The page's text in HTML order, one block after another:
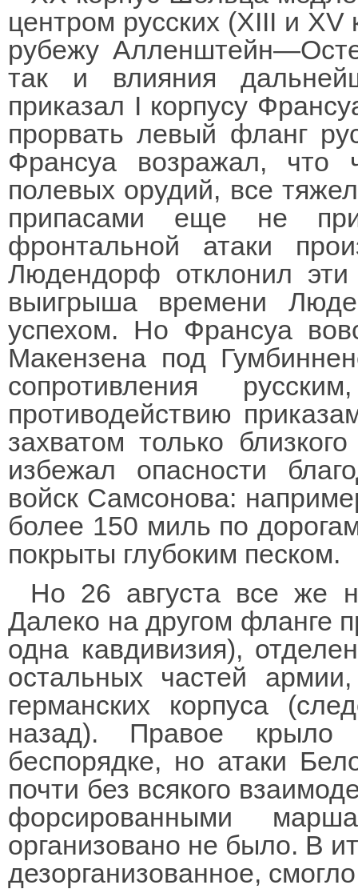
центром русских (XIII и XV
рубежу
так и влияния
приказал I корпусу
прорвать левый фланг
Франсуа возражал, что
полевых орудий, все
припасами еще не
фронтальной атаки
Людендорф отклонил
выигрыша времени
успехом. Но Франсуа
Макензена под
сопротивления
противодействию
захватом только
избежал опасности
войск Самсонова:
более 150 миль по
покрыты глубоким песком.
Но 26 августа все же
Далеко на другом фланге
одна кавдивизия),
остальных частей
германских корпуса
назад). Правое
беспорядке, но атаки
почти без всякого
форсированными
организовано не было. В
дезорганизованное,